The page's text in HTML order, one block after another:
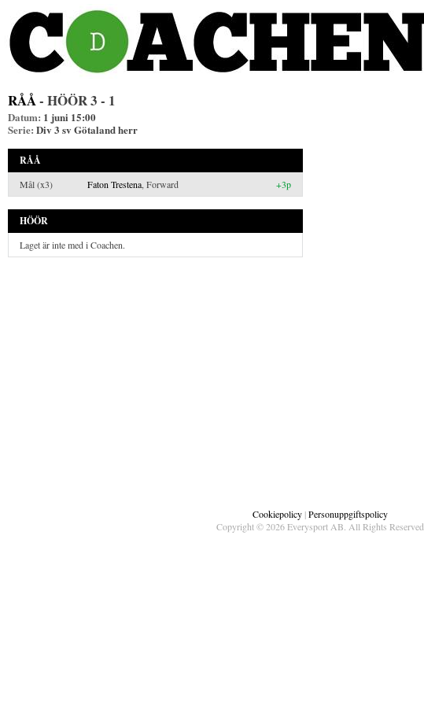
RÅÅ- HÖÖR3 - 1
Datum: 1 juni 15:00
Serie: Div 3 sv Götaland herr
RÅÅ
Mål (x3) Faton Trestena , Forward +3p
HÖÖR
Laget är inte med i Coachen.
Cookiepolicy |Personuppgiftspolicy
Copyright © 2026 Everysport AB. All Rights Reserved